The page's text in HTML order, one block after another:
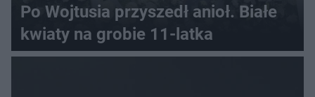
Po Wojtusia przyszedł anioł. Białe
kwiaty na grobie 11-latka